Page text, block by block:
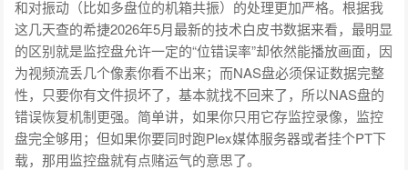
和对振动（比如多盘位的机箱共振）的处理更加严格。根据我
这几天查的希捷2026年5月最新的技术白皮书数据来看，最明显
的区别就是监控盘允许一定的“位错误率”却依然能播放画面，因
为视频流丢几个像素你看不出来；而NAS盘必须保证数据完整
性，只要你有文件损坏了，基本就找不回来了，所以NAS盘的
错误恢复机制更强。简单讲，如果你只用它存监控录像，监控
盘完全够用；但如果你要同时跑Plex媒体服务器或者挂个PT下
载，那用监控盘就有点赌运气的意思了。